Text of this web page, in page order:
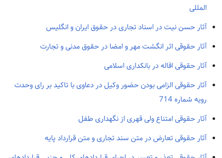
المللی
آثار حسن نیت در اسناد تجاری در حقوق ایران و انگلیس
آثار حقوقی اثر انگشت مهر و امضا در حقوق مدنی و تجارت
آثار حقوقی اقاله در بانکداری اسلامی
آثار حقوقی الزامی بودن حضور وکیل در دعاوی با تاکید بر رای وحدت
رویه شماره 714
آثار حقوقی امتناع ولی قهری از نگهداری طفل
آثار حقوقی تعارض در متن سند تجاری و متن قرارداد پایه